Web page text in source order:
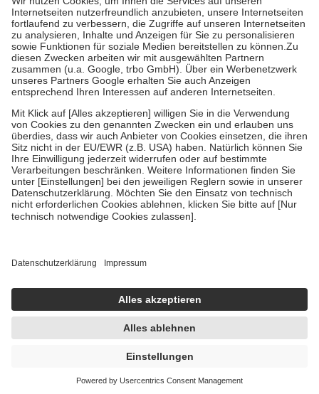
Grundsätzlich leisten Mitglieder Zuzahlungen in Höhe von zehn
Prozent des Abgabepreises,mindestens jedochfünf Euround
höchstens zehn Euro.Es sind jedoch nie mehr als die tatsächlichen
Kosten der Leistung zu entrichten.
Diese Regeln gelten grundsätzlich auch für Online-Apotheken.
Bei Heilmitteln und häuslicher Krankenpflege beträgt die
Zuzahlung zehn Prozent der Kosten sowie zehn Euro je
Verordnung.
Um das Engagement der Versicherten für ihre eigene Gesundheit zu
stärken und die besondere Stellung der Familie zu unterstützen,
fallenkeine Zuzahlungenan bei:
• Kindern und Jugendlichen bis zum vollendeten 18. Lebensjahr
mit Ausnahme der Fahrkosten
• Untersuchungen zur Vorsorge und Früherkennung, die von der
GKV getragen werden
Einholung von Bewertungen. Trusted Shops hat Maßnahmen
getroffen, um sicherzustellen, dass es sich um echte Bewertungen
handelt. Mehr Informationen findest du hier:
https://help.etrusted.com/hc/de/articles/4419944605341